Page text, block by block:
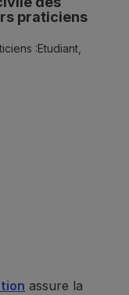
praticiens
:Etudiant,
assure la